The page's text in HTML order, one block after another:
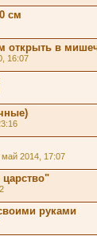
см
открыть в
16:07
май 2014, 17:07
руками